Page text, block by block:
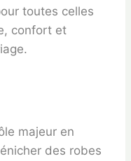
toutes celles
confort et
majeur en
des robes